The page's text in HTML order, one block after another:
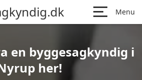
Menu
en byggesagkyndig i
her!